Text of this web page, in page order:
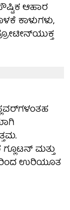
ಆಹಾರ
ಕಾಳುಗಳು,
ಮತ್ತು
ಉರಿಯೂತ